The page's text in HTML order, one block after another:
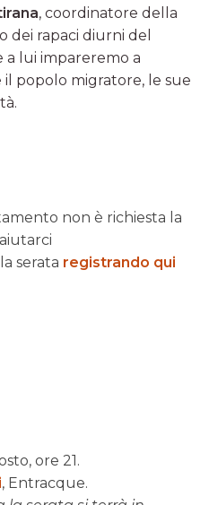
, coordinatore della
dei rapaci diurni del
a lui impareremo a
il popolo migratore, le sue
non è richiesta la
serata registrando qui
ore 21.
, Entracque.